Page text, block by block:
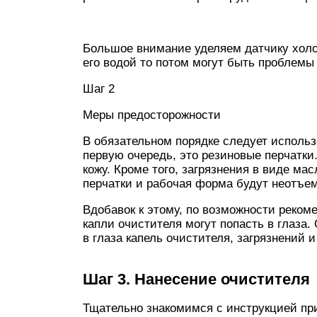
Большое внимание уделяем датчику
его водой то потом могут быть
Шаг 2
Меры предосторожности
В обязательном порядке следует
первую очередь, это резиновые
кожу. Кроме того, загрязнения в виде
перчатки и рабочая форма будут
Вдобавок к этому, по возможности
капли очистителя могут попасть в
в глаза капель очистителя,
Шаг 3. Нанесение очистителя
Тщательно знакомимся с инструкцией